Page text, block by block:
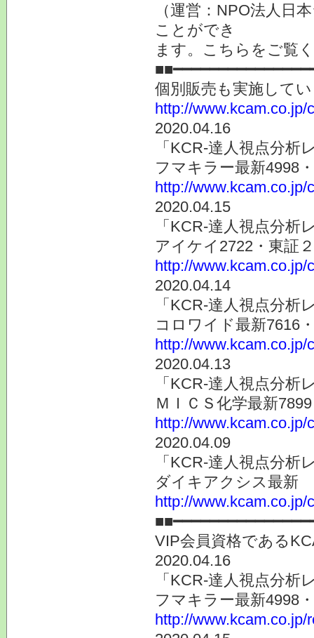
（運営：NPO法人日
ことができ
ます。こちらを
個別販売も実施して
http://www.kcam.co.jp/
2020.04.16
「KCR-達人視点分析
フマキラー最新4998
http://www.kcam.co.jp/
2020.04.15
「KCR-達人視点分析
アイケイ2722・東証
http://www.kcam.co.jp/
2020.04.14
「KCR-達人視点分析
コロワイド最新7616
http://www.kcam.co.jp/
2020.04.13
「KCR-達人視点分析
ＭＩＣＳ化学最新
http://www.kcam.co.jp/
2020.04.09
「KCR-達人視点分析
ダイキアクシス最新
http://www.kcam.co.jp/
VIP会員資格である
2020.04.16
「KCR-達人視点分析
フマキラー最新4998
http://www.kcam.co.jp/